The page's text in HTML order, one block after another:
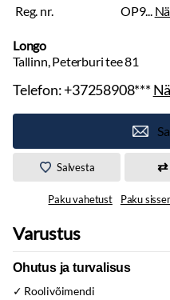
Reg. nr.
OP9...
Longo
Tallinn, Peterburi tee 81
Telefon:+37258908***
Salvesta
Paku vahetust Paku
Varustus
Ohutus ja turvalisus
Roolivõimendi